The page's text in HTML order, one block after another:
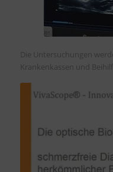
Die Untersuchungen
Krankenkassen und